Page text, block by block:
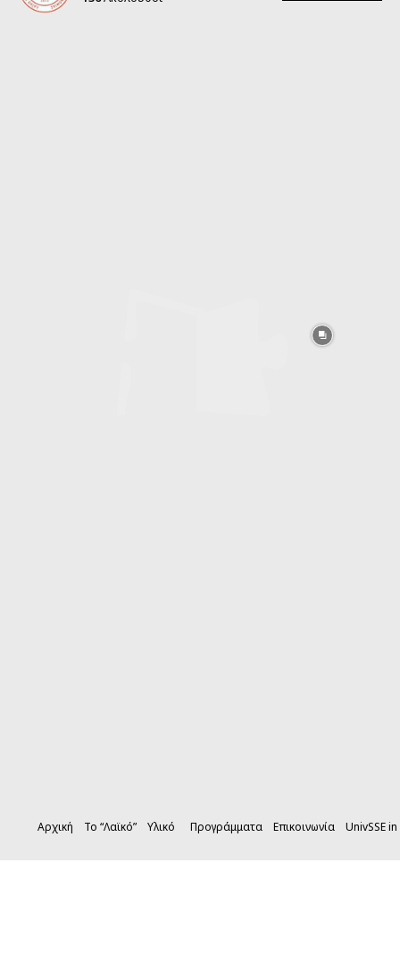
Αρχική Το “Λαϊκό” Υλικό Προγράμματα Επικοινωνία UnivSSE